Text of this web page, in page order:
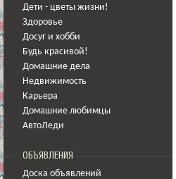
Дети - цветы жизни!
Здоровье
Досуг и хобби
Будь красивой!
Домашние дела
Недвижимость
Карьера
Домашние любимцы
АвтоЛеди
ОБЪЯВЛЕНИЯ
Доска объявлений